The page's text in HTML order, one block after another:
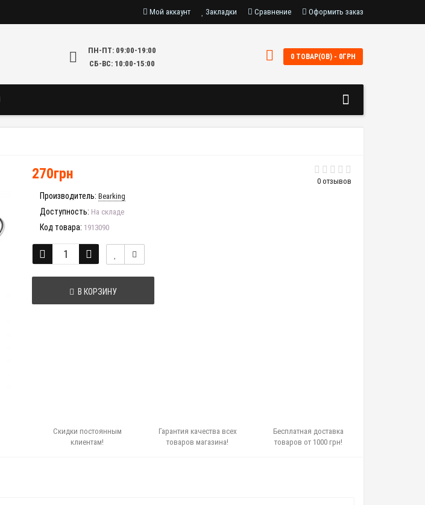
Мой аккаунт Закладки Сравнение Оформить заказ
ПН-ПТ: 09:00-19:00
СБ-ВС: 10:00-15:00
0 ТОВАР(ОВ) - 0ГРН
0 отзывов
270грн
Производитель: Bearking
Доступность: На складе
Код товара: 1913090
В КОРЗИНУ
Скидки постоянным
клиентам!
Гарантия качества всех
товаров магазина!
Бесплатная доставка
товаров от 1000 грн!